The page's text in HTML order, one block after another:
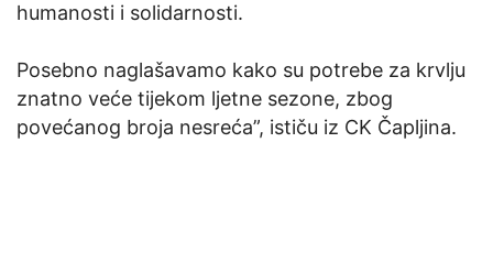
humanosti i solidarnosti.
Posebno naglašavamo kako su potrebe za krvlju
znatno veće tijekom ljetne sezone, zbog
povećanog broja nesreća”, ističu iz CK Čapljina.